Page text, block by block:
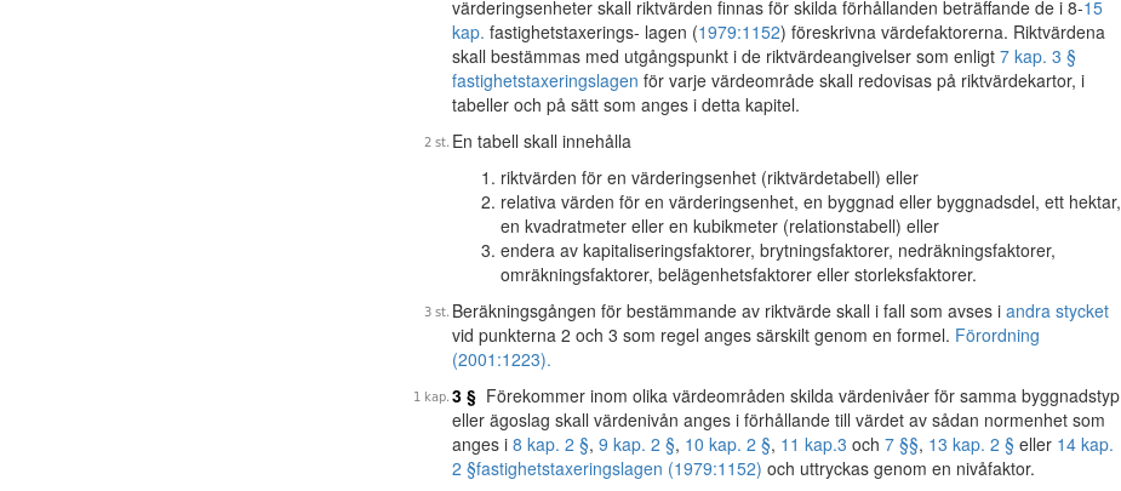
värderingsenheter skall riktvärden finnas för skilda förhållanden beträffande de i 8-15
kap. fastighetstaxerings- lagen (1979:1152) föreskrivna värdefaktorerna. Riktvärdena
skall bestämmas med utgångspunkt i de riktvärdeangivelser som enligt 7 kap. 3 §
fastighetstaxeringslagen för varje värdeområde skall redovisas på riktvärdekartor, i
tabeller och på sätt som anges i detta kapitel.
En tabell skall innehålla
riktvärden för en värderingsenhet (riktvärdetabell) eller
relativa värden för en värderingsenhet, en byggnad eller byggnadsdel, ett hektar,
en kvadratmeter eller en kubikmeter (relationstabell) eller
endera av kapitaliseringsfaktorer, brytningsfaktorer, nedräkningsfaktorer,
omräkningsfaktorer, belägenhetsfaktorer eller storleksfaktorer.
Beräkningsgången för bestämmande av riktvärde skall i fall som avses i andra stycket
vid punkterna 2 och 3 som regel anges särskilt genom en formel. Förordning
(2001:1223).
3 § Förekommer inom olika värdeområden skilda värdenivåer för samma byggnadstyp
eller ägoslag skall värdenivån anges i förhållande till värdet av sådan normenhet som
anges i 8 kap. 2 §, 9 kap. 2 §, 10 kap. 2 §, 11 kap.3 och 7 §§, 13 kap. 2 § eller 14 kap.
2 §fastighetstaxeringslagen (1979:1152) och uttryckas genom en nivåfaktor.